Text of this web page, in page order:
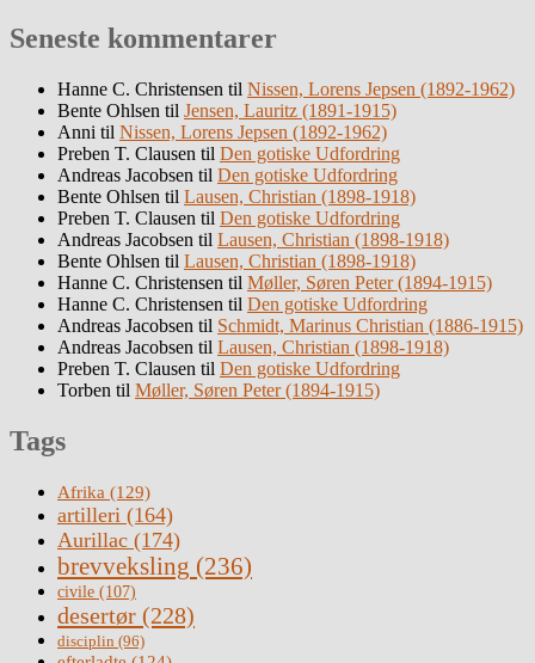
Seneste kommentarer
Hanne C. Christensen til Nissen, Lorens Jepsen (1892-1962)
Bente Ohlsen til Jensen, Lauritz (1891-1915)
Anni til Nissen, Lorens Jepsen (1892-1962)
Preben T. Clausen til Den gotiske Udfordring
Andreas Jacobsen til Den gotiske Udfordring
Bente Ohlsen til Lausen, Christian (1898-1918)
Preben T. Clausen til Den gotiske Udfordring
Andreas Jacobsen til Lausen, Christian (1898-1918)
Bente Ohlsen til Lausen, Christian (1898-1918)
Hanne C. Christensen til Møller, Søren Peter (1894-1915)
Hanne C. Christensen til Den gotiske Udfordring
Andreas Jacobsen til Schmidt, Marinus Christian (1886-1915)
Andreas Jacobsen til Lausen, Christian (1898-1918)
Preben T. Clausen til Den gotiske Udfordring
Torben til Møller, Søren Peter (1894-1915)
Tags
Afrika (129)
artilleri (164)
Aurillac (174)
brevveksling (236)
civile (107)
desertør (228)
disciplin (96)